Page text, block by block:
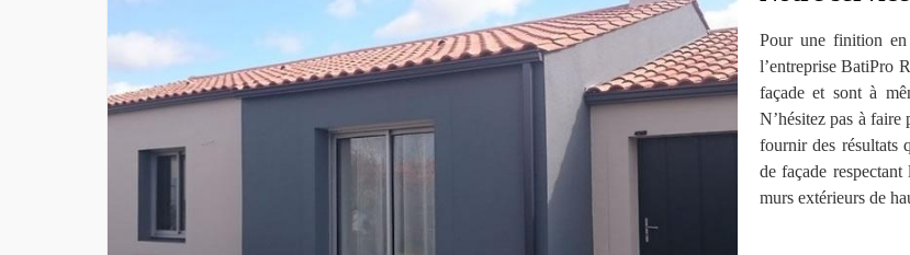
Pour une finition en
l’entreprise BatiPro
façade et sont à
N’hésitez pas à
fournir des résultats
de façade
murs extérieurs de